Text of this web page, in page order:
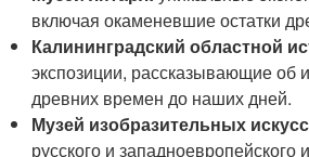
включая окаменевшие остатки
Калининградский областной
экспозиции, рассказывающие об
древних времен до наших дней.
Музей изобразительных
русского и западноевропейского